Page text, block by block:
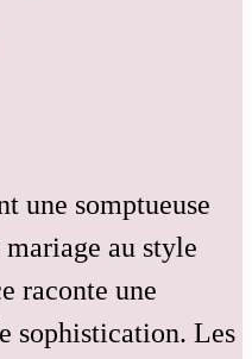
une somptueuse
au style
raconte une
sophistication. Les